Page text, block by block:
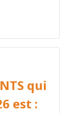
qui
est :